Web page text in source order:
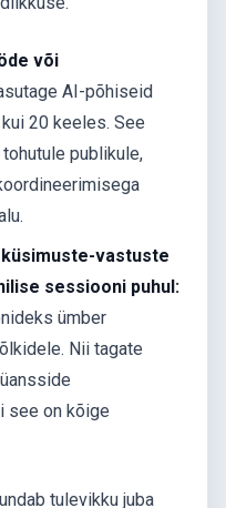
või
AI-põhiseid
20 keeles. See
publikule,
vastuste
sessiooni puhul:
ümber
Nii tagate
see on kõige
tulevikku juba